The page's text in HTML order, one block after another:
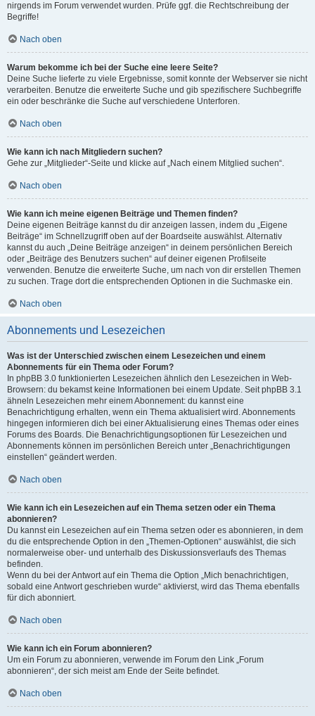
nirgends im Forum verwendet wurden. Prüfe ggf. die Rechtschreibung der
Begriffe!
Nach oben
Warum bekomme ich bei der Suche eine leere Seite?
Deine Suche lieferte zu viele Ergebnisse, somit konnte der Webserver sie nicht
verarbeiten. Benutze die erweiterte Suche und gib spezifischere Suchbegriffe
ein oder beschränke die Suche auf verschiedene Unterforen.
Nach oben
Wie kann ich nach Mitgliedern suchen?
Gehe zur „Mitglieder“-Seite und klicke auf „Nach einem Mitglied suchen“.
Nach oben
Wie kann ich meine eigenen Beiträge und Themen finden?
Deine eigenen Beiträge kannst du dir anzeigen lassen, indem du „Eigene
Beiträge“ im Schnellzugriff oben auf der Boardseite auswählst. Alternativ
kannst du auch „Deine Beiträge anzeigen“ in deinem persönlichen Bereich
oder „Beiträge des Benutzers suchen“ auf deiner eigenen Profilseite
verwenden. Benutze die erweiterte Suche, um nach von dir erstellen Themen
zu suchen. Trage dort die entsprechenden Optionen in die Suchmaske ein.
Nach oben
Abonnements und Lesezeichen
Was ist der Unterschied zwischen einem Lesezeichen und einem
Abonnements für ein Thema oder Forum?
In phpBB 3.0 funktionierten Lesezeichen ähnlich den Lesezeichen in Web-
Browsern: du bekamst keine Informationen bei einem Update. Seit phpBB 3.1
ähneln Lesezeichen mehr einem Abonnement: du kannst eine
Benachrichtigung erhalten, wenn ein Thema aktualisiert wird. Abonnements
hingegen informieren dich bei einer Aktualisierung eines Themas oder eines
Forums des Boards. Die Benachrichtigungsoptionen für Lesezeichen und
Abonnements können im persönlichen Bereich unter „Benachrichtigungen
einstellen“ geändert werden.
Nach oben
Wie kann ich ein Lesezeichen auf ein Thema setzen oder ein Thema
abonnieren?
Du kannst ein Lesezeichen auf ein Thema setzen oder es abonnieren, in dem
du die entsprechende Option in den „Themen-Optionen“ auswählst, die sich
normalerweise ober- und unterhalb des Diskussionsverlaufs des Themas
befinden.
Wenn du bei der Antwort auf ein Thema die Option „Mich benachrichtigen,
sobald eine Antwort geschrieben wurde“ aktivierst, wird das Thema ebenfalls
für dich abonniert.
Nach oben
Wie kann ich ein Forum abonnieren?
Um ein Forum zu abonnieren, verwende im Forum den Link „Forum
abonnieren“, der sich meist am Ende der Seite befindet.
Nach oben